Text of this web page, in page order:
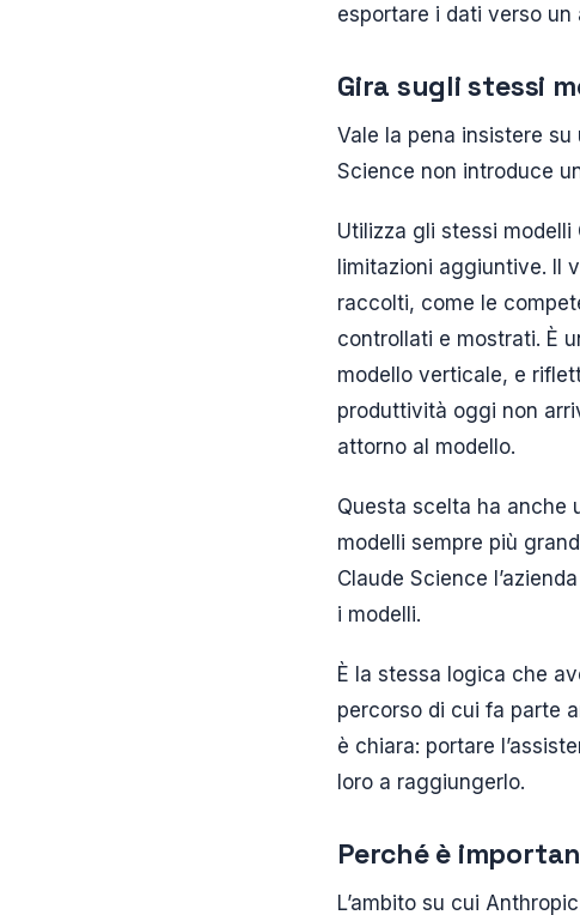
esportare i dati verso
Gira sugli stessi
Vale la pena insistere
Science non introduce
Utilizza gli stessi
limitazioni aggiuntive. Il
raccolti, come le
controllati e mostrati. È
modello verticale, e
produttività oggi non
attorno al modello.
Questa scelta ha anche
modelli sempre più
Claude Science
i modelli.
È la stessa logica che
percorso di cui fa parte
è chiara: portare
loro a raggiungerlo.
Perché è
L’ambito su cui